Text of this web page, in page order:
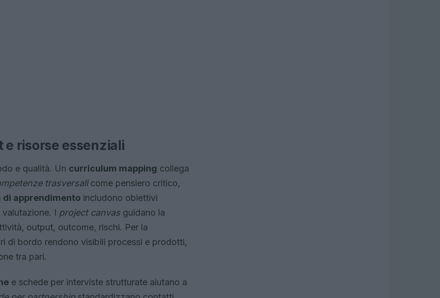
risorse essenziali
e qualità. Un curriculum mapping collega
trasversalicome pensiero critico,
di apprendimento includono obiettivi
I project canvas guidano la
output, outcome, rischi. Per la
di bordo rendono visibili processi e prodotti,
tra pari.
e schede per interviste strutturate aiutano a